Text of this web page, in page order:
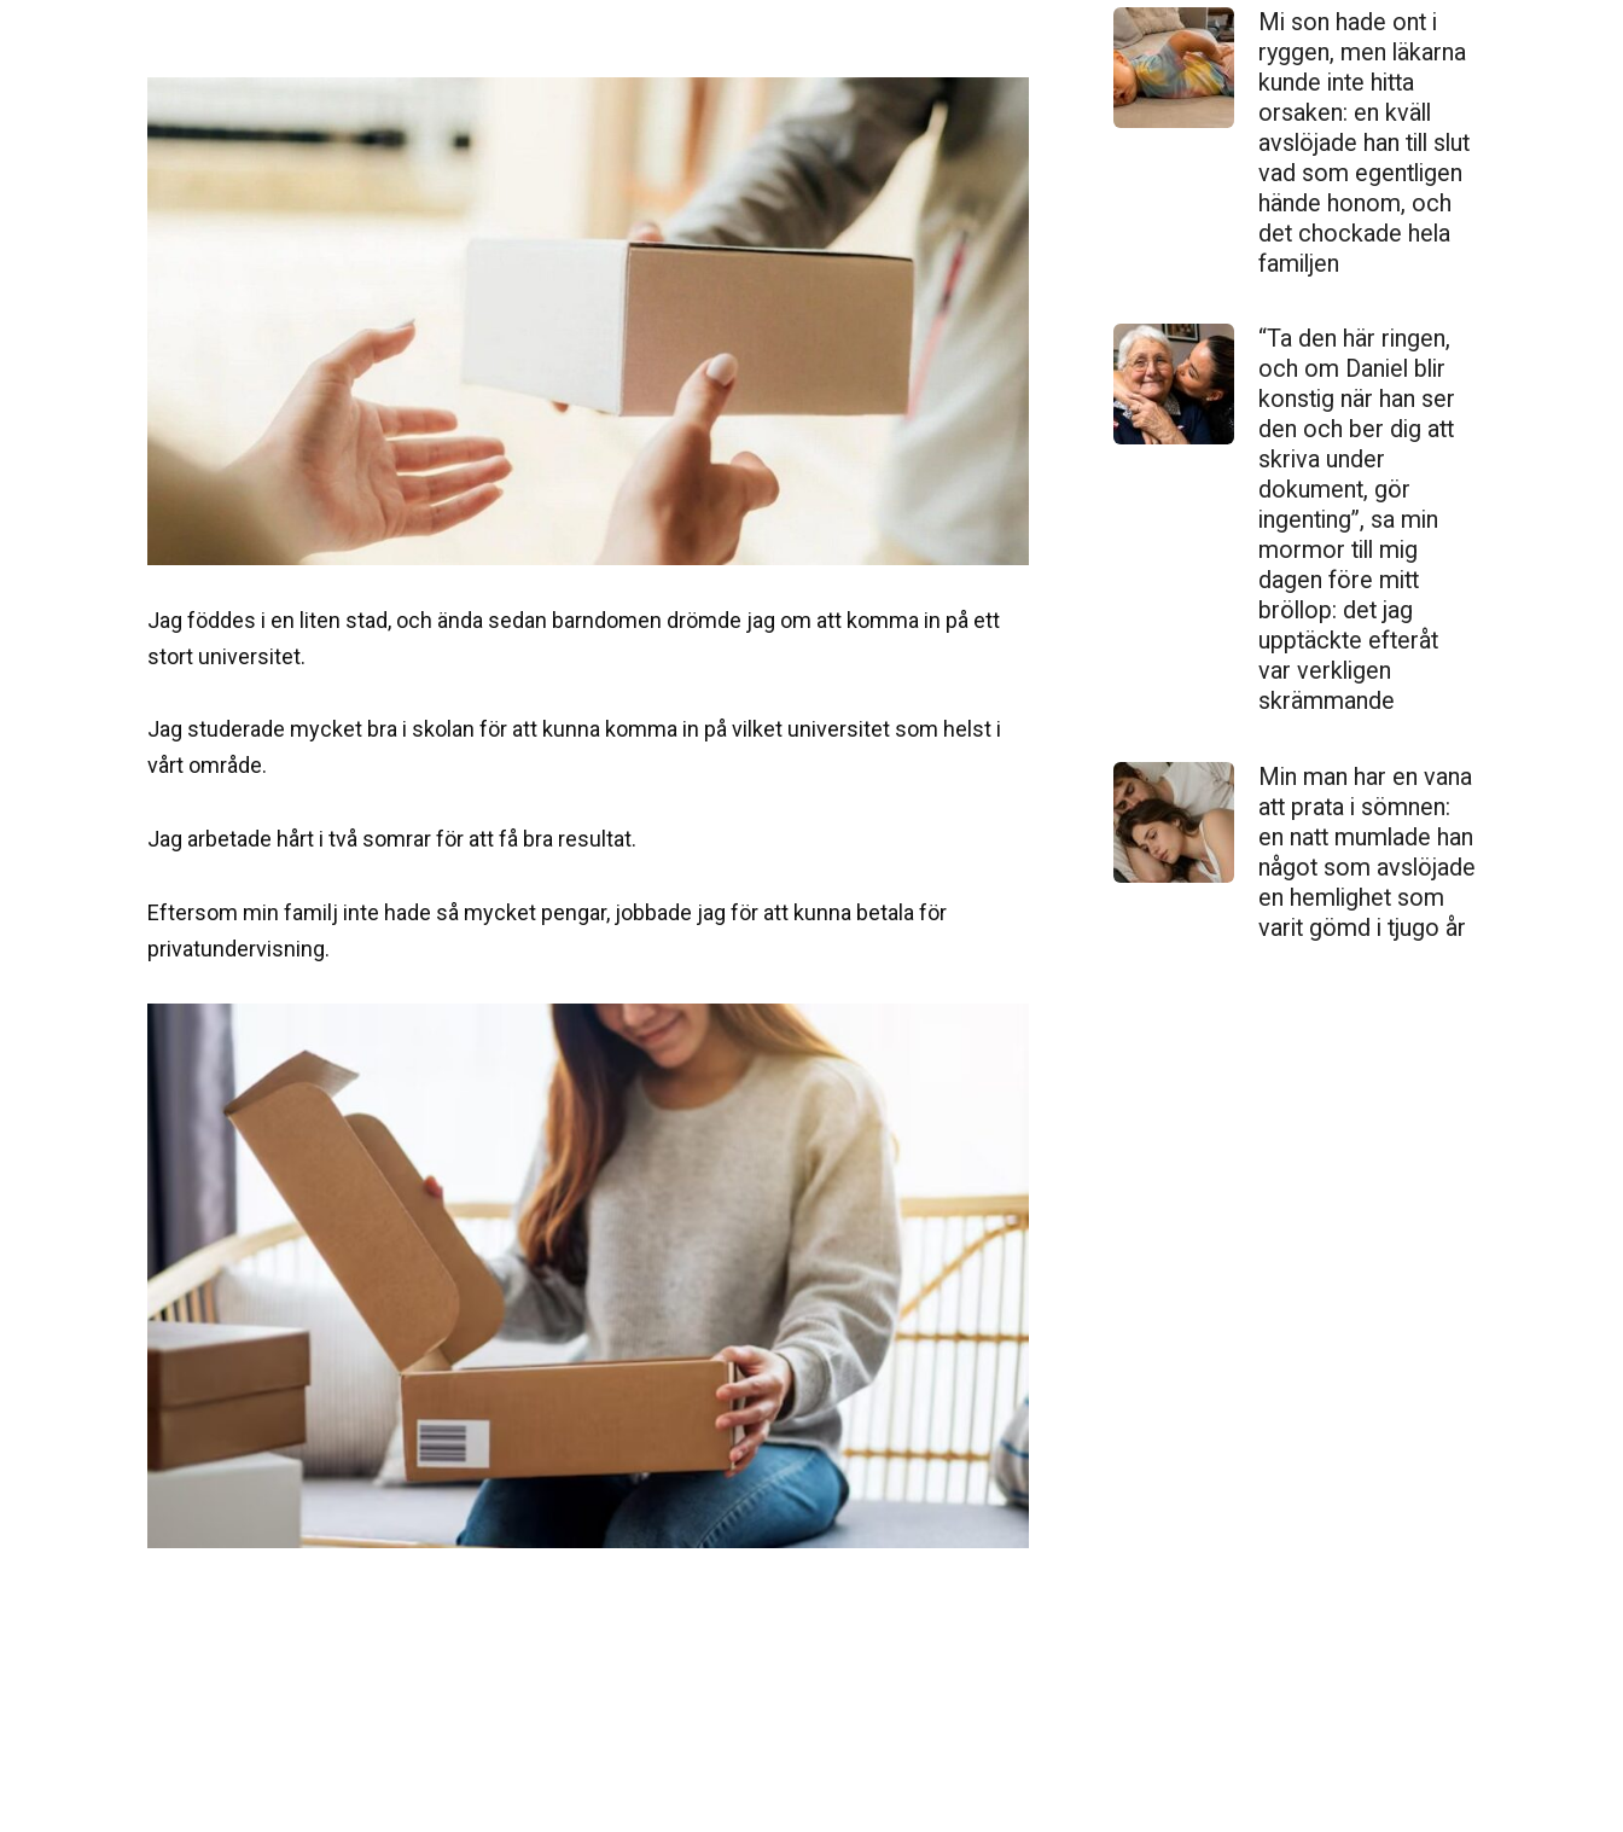
Jag föddes i en liten stad, och ända sedan barndomen drömde jag om att komma in på ett
stort universitet.
Jag studerade mycket bra i skolan för att kunna komma in på vilket universitet som helst i
vårt område.
Jag arbetade hårt i två somrar för att få bra resultat.
Eftersom min familj inte hade så mycket pengar, jobbade jag för att kunna betala för
privatundervisning.
Mi son hade ont i
ryggen, men läkarna
kunde inte hitta
orsaken: en kväll
avslöjade han till slut
vad som egentligen
hände honom, och
det chockade hela
familjen
“Ta den här ringen,
och om Daniel blir
konstig när han ser
den och ber dig att
skriva under
dokument, gör
ingenting”, sa min
mormor till mig
dagen före mitt
bröllop: det jag
upptäckte efteråt
var verkligen
skrämmande
Min man har en vana
att prata i sömnen:
en natt mumlade han
något som avslöjade
en hemlighet som
varit gömd i tjugo år